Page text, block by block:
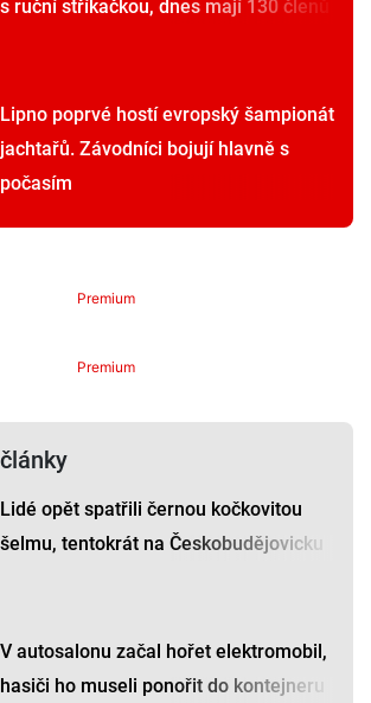
s ruční stříkačkou, dnes mají 130 členů
Lipno poprvé hostí evropský šampionát
jachtařů. Závodníci bojují hlavně s
počasím
Premium
Premium
Lidé opět spatřili černou kočkovitou
šelmu, tentokrát na Českobudějovicku
V autosalonu začal hořet elektromobil,
hasiči ho museli ponořit do kontejneru